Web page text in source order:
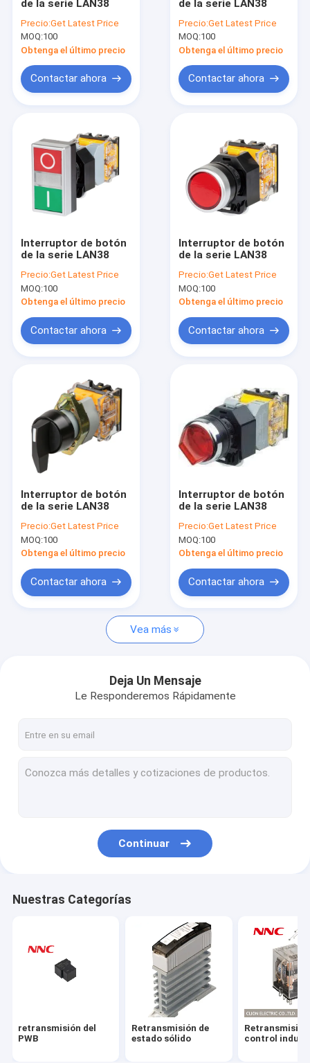
Productos
Sobre nosotros
Visita a la fábrica
noticias
Todos los casos
Solicitar una cotización
Retransmisión de estado sólido
Retransmisión de control industrial
Interruptor de límite
El sensor
Retransmisión del tiempo
de la serie LAN38
Precio:Get Latest Price
MOQ:100
Obtenga el último precio
Contactar ahora
de la serie LAN38
Precio:Get Latest Price
MOQ:100
Obtenga el último precio
Contactar ahora
Interruptor de botón
de la serie LAN38
Precio:Get Latest Price
MOQ:100
Obtenga el último precio
Contactar ahora
Interruptor de botón
de la serie LAN38
Precio:Get Latest Price
MOQ:100
Obtenga el último precio
Contactar ahora
Interruptor de botón
de la serie LAN38
Precio:Get Latest Price
MOQ:100
Obtenga el último precio
Contactar ahora
Interruptor de botón
de la serie LAN38
Precio:Get Latest Price
MOQ:100
Obtenga el último precio
Contactar ahora
Vea más
Deja Un Mensaje
Le Responderemos Rápidamente
Continuar
Nuestras Categorías
retransmisión del
PWB
Retransmisión de
estado sólido
Retransmisión
control